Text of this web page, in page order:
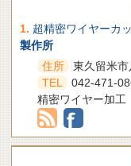
1. 超精密ワイヤーカ
製作所
住所
東久留米
TEL
042-471-
精密ワイヤー加工